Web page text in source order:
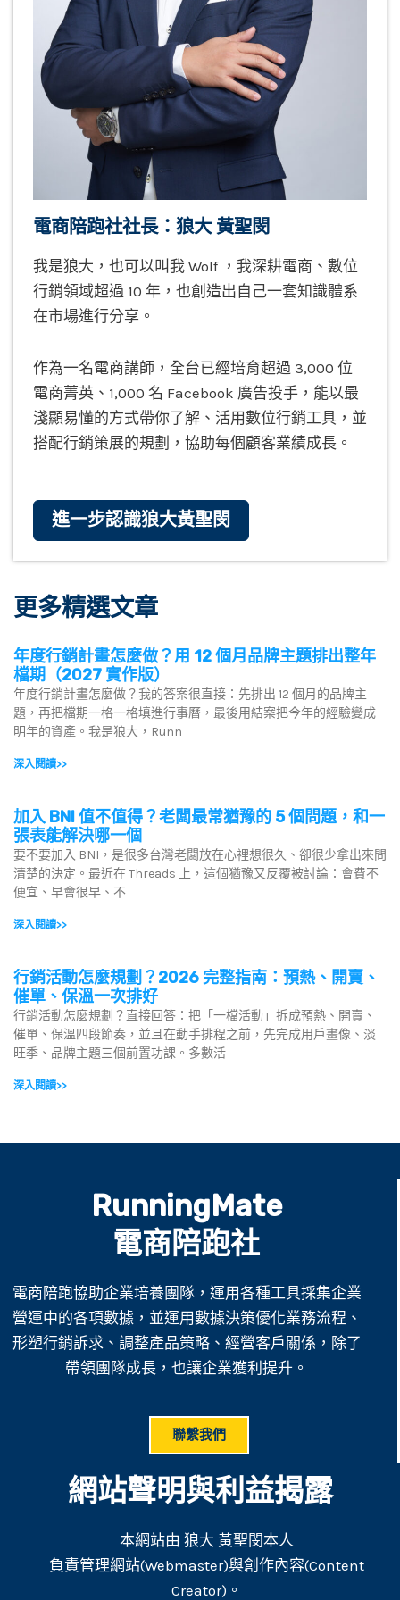
電商陪跑社社長：狼大 黃聖閔
我是狼大，也可以叫我 Wolf ，我深耕電商、數位
行銷領域超過 10 年，也創造出自己一套知識體系
在市場進行分享。
作為一名電商講師，全台已經培育超過 3,000 位
電商菁英、1,000 名 Facebook 廣告投手，能以最
淺顯易懂的方式帶你了解、活用數位行銷工具，並
搭配行銷策展的規劃，協助每個顧客業績成長。
進一步認識狼大黃聖閔
更多精選文章
年度行銷計畫怎麼做？用 12 個月品牌主題排出整年
檔期（2027 實作版）
年度行銷計畫怎麼做？我的答案很直接：先排出 12 個月的品牌主
題，再把檔期一格一格填進行事曆，最後用結案把今年的經驗變成
明年的資產。我是狼大，Runn
深入閱讀>>
加入 BNI 值不值得？老闆最常猶豫的 5 個問題，和一
張表能解決哪一個
要不要加入 BNI，是很多台灣老闆放在心裡想很久、卻很少拿出來問
清楚的決定。最近在 Threads 上，這個猶豫又反覆被討論：會費不
便宜、早會很早、不
深入閱讀>>
行銷活動怎麼規劃？2026 完整指南：預熱、開賣、
催單、保溫一次排好
行銷活動怎麼規劃？直接回答：把「一檔活動」拆成預熱、開賣、
催單、保溫四段節奏，並且在動手排程之前，先完成用戶畫像、淡
旺季、品牌主題三個前置功課。多數活
深入閱讀>>
RunningMate
電商陪跑社
電商陪跑協助企業培養團隊，運用各種工具採集企業
營運中的各項數據，並運用數據決策優化業務流程、
形塑行銷訴求、調整產品策略、經營客戶關係，除了
帶領團隊成長，也讓企業獲利提升。
聯繫我們
網站聲明與利益揭露
本網站由 狼大 黃聖閔本人
負責管理網站(Webmaster)與創作內容(Content
Creator)。